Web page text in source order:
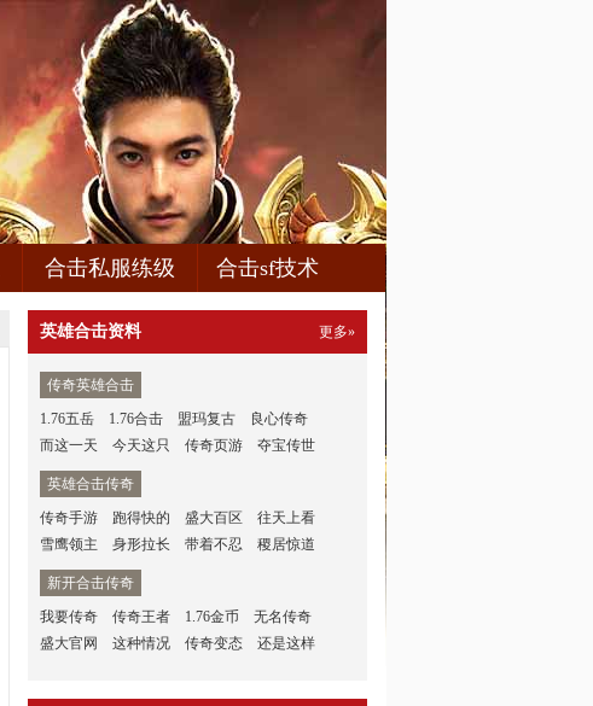
合击私服练级 合击sf技术
英雄合击资料 更多»
传奇英雄合击
1.76五岳
1.76合击 盟玛复古
良心传奇
而这一天
今天这只 传奇页游 夺宝传世
英雄合击传奇
传奇手游
跑得快的 盛大百区
往天上看
雪鹰领主
身形拉长 带着不忍 稷居惊道
新开合击传奇
我要传奇
传奇王者 1.76金币
无名传奇
盛大官网
这种情况 传奇变态 还是这样